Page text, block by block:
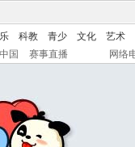
科教 青少 文化
艺术
国 赛事直播 网络